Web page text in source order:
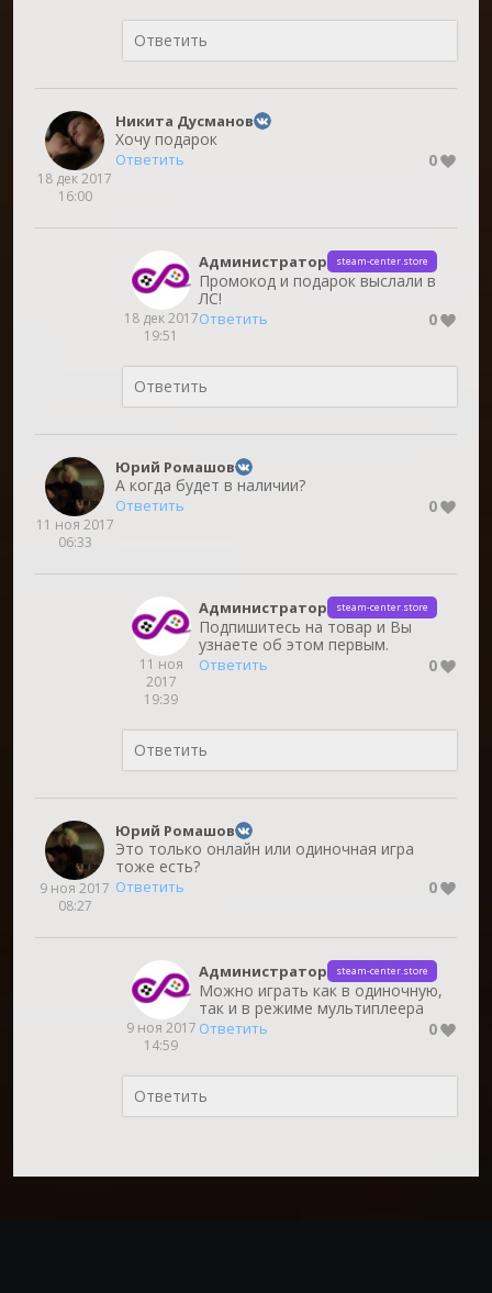
18 дек 2017
16:00
Никита Дусманов
Хочу подарок
Ответить 0
18 дек 2017
19:51
Администратор steam-center.store
Промокод и подарок выслали в
ЛС!
Ответить 0
11 ноя 2017
06:33
Юрий Ромашов
А когда будет в наличии?
Ответить 0
11 ноя
2017
19:39
Администратор steam-center.store
Подпишитесь на товар и Вы
узнаете об этом первым.
Ответить 0
9 ноя 2017
08:27
Юрий Ромашов
Это только онлайн или одиночная игра
тоже есть?
Ответить 0
9 ноя 2017
14:59
Администратор steam-center.store
Можно играть как в одиночную,
так и в режиме мультиплеера
Ответить 0